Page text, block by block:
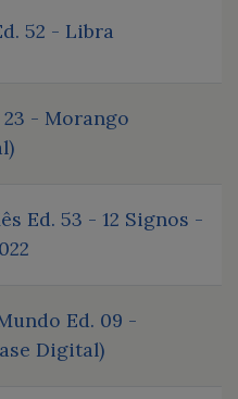
52 - Libra
- Morango
Ed. 53 - 12 Signos -
Ed. 09 -
Digital)